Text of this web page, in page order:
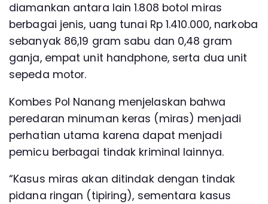
diamankan antara lain 1.808 botol miras
berbagai jenis, uang tunai Rp 1.410.000, narkoba
sebanyak 86,19 gram sabu dan 0,48 gram
ganja, empat unit handphone, serta dua unit
sepeda motor.
Kombes Pol Nanang menjelaskan bahwa
peredaran minuman keras (miras) menjadi
perhatian utama karena dapat menjadi
pemicu berbagai tindak kriminal lainnya.
“Kasus miras akan ditindak dengan tindak
pidana ringan (tipiring), sementara kasus